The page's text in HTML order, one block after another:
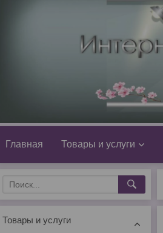
Главная Товары и услуги
Товары и услуги